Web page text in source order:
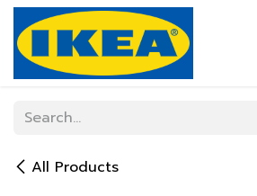
Skip to Content
All Products